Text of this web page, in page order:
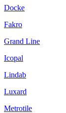
Docke
Fakro
Grand Line
Icopal
Lindab
Luxard
Metrotile